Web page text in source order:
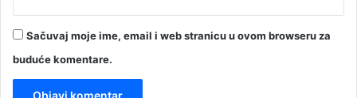
Sačuvaj moje ime, email i web stranicu u ovom browseru za
buduće komentare.